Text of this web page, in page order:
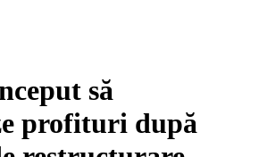
să
profituri după